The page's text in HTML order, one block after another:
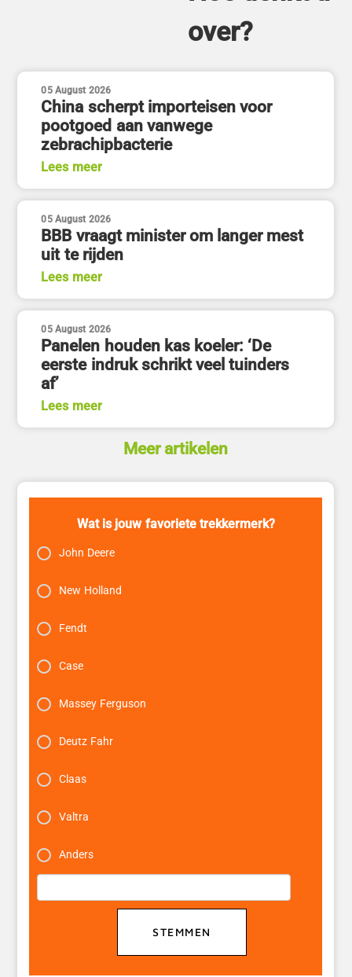
over?
05 August 2026
China scherpt importeisen voor
pootgoed aan vanwege
zebrachipbacterie
Lees meer
05 August 2026
BBB vraagt minister om langer mest
uit te rijden
Lees meer
05 August 2026
Panelen houden kas koeler: ‘De
eerste indruk schrikt veel tuinders
af’
Lees meer
Meer artikelen
Wat is jouw favoriete trekkermerk?
John Deere
New Holland
Fendt
Case
Massey Ferguson
Deutz Fahr
Claas
Valtra
Anders
STEMMEN